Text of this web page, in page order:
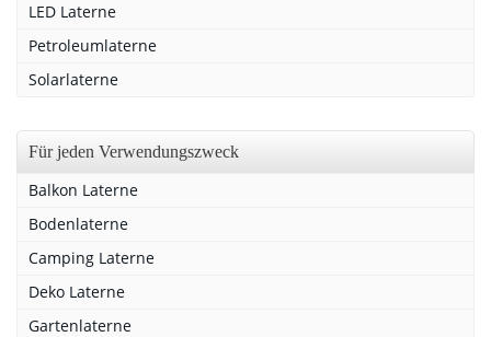
LED Laterne
Petroleumlaterne
Solarlaterne
Für jeden Verwendungszweck
Balkon Laterne
Bodenlaterne
Camping Laterne
Deko Laterne
Gartenlaterne